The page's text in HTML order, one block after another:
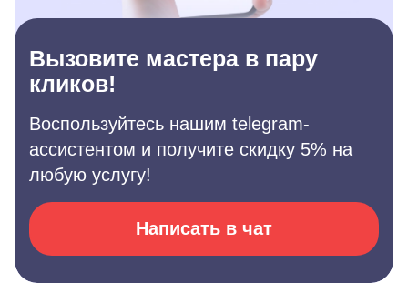
Вызовите мастера в пару
кликов!
Воспользуйтесь нашим telegram-
ассистентом и получите скидку 5% на
любую услугу!
Написать в чат